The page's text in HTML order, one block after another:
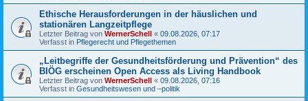
Ethische Herausforderungen in der häuslichen und
stationären Langzeitpflege
Letzter Beitrag von WernerSchell « 09.08.2026, 07:17
Verfasst in Pflegerecht und Pflegethemen
„Leitbegriffe der Gesundheitsförderung und Prävention“ des
BIÖG erscheinen Open Access als Living Handbook
Letzter Beitrag von WernerSchell « 09.08.2026, 07:16
Verfasst in Gesundheitswesen und –politik